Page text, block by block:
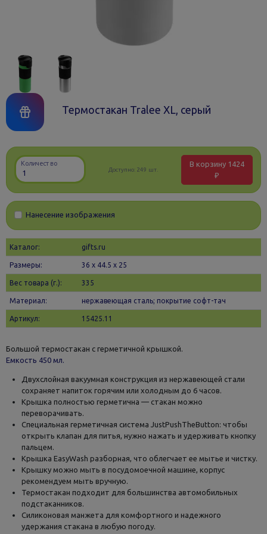
Термостакан Tralee XL, серый
Количество
Доступно: 249 шт.
В корзину 1424
₽
Нанесение изображения
Каталог: gifts.ru
Размеры: 36 х 44.5 x 25
Вес товара (г.): 335
Материал: нержавеющая сталь; покрытие софт-тач
Артикул: 15425.11
Большой термостакан с герметичной крышкой.
Емкость 450 мл.
Двухслойная вакуумная конструкция из нержавеющей стали
сохраняет напиток горячим или холодным до 6 часов.
Крышка полностью герметична — стакан можно
переворачивать.
Специальная герметичная система JustPushTheButton: чтобы
открыть клапан для питья, нужно нажать и удерживать кнопку
пальцем.
Крышка EasyWash разборная, что облегчает ее мытье и чистку.
Крышку можно мыть в посудомоечной машине, корпус
рекомендуем мыть вручную.
Термостакан подходит для большинства автомобильных
подстаканников.
Силиконовая манжета для комфортного и надежного
удержания стакана в любую погоду.